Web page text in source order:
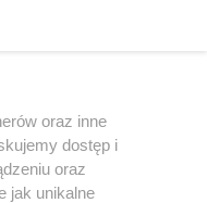
oraz inne
dostęp i
oraz
jak unikalne